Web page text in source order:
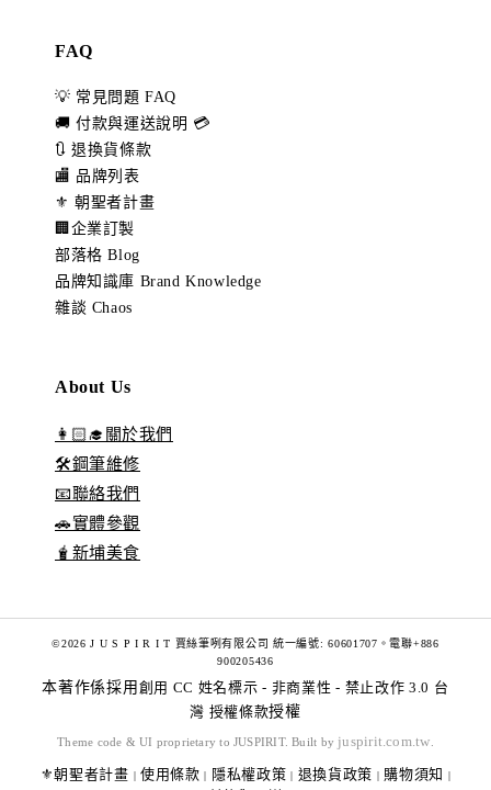
FAQ
💡 常見問題 FAQ
🚚 付款與運送說明 💳
🔃 退換貨條款
🏬 品牌列表
⚜️ 朝聖者計畫
🏢企業訂製
部落格 Blog
品牌知識庫 Brand Knowledge
雜談 Chaos
About Us
👩🏻‍🎓關於我們
🛠️鋼筆維修
📧聯絡我們
🚗實體參觀
🧋新埔美食
©2026 J U S P I R I T 賈絲筆咧有限公司 統一編號: 60601707。電聯+886
900205436
本著作係採用 創用 CC 姓名標示 - 非商業性 - 禁止改作 3.0 台
灣 授權條款授權
Theme code & UI proprietary to JUSPIRIT. Built by juspirit.com.tw
⚜️朝聖者計畫 | 使用條款 | 隱私權政策 | 退換貨政策 | 購物須知 |